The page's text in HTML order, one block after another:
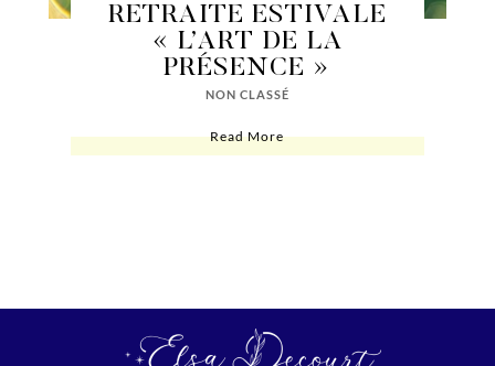
RETRAITE ESTIVALE
« L’ART DE LA
PRÉSENCE »
NON CLASSÉ
Read More